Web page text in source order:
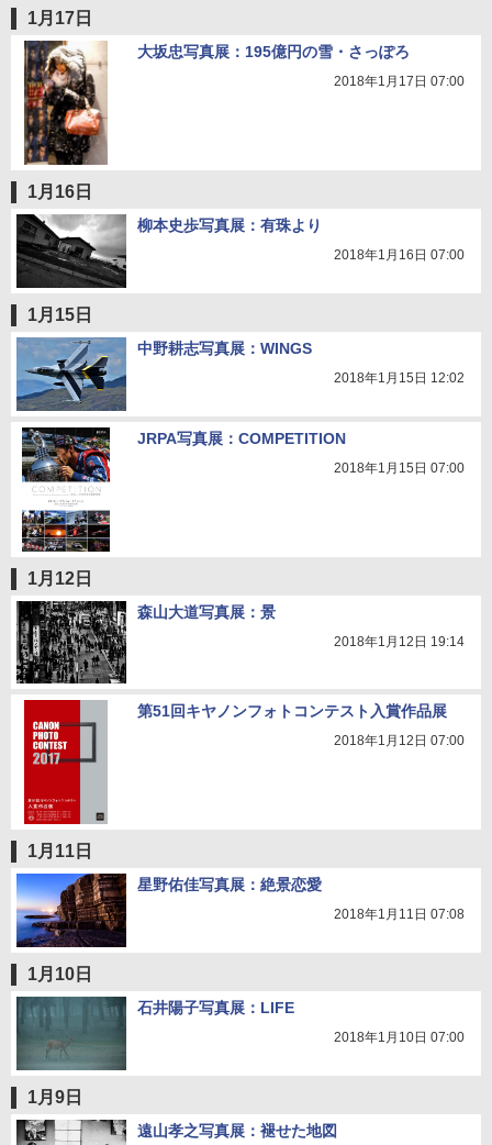
1月17日
大坂忠写真展：195億円の雪・さっぽろ
2018年1月17日 07:00
1月16日
柳本史歩写真展：有珠より
2018年1月16日 07:00
1月15日
中野耕志写真展：WINGS
2018年1月15日 12:02
JRPA写真展：COMPETITION
2018年1月15日 07:00
1月12日
森山大道写真展：景
2018年1月12日 19:14
第51回キヤノンフォトコンテスト入賞作品展
2018年1月12日 07:00
1月11日
星野佑佳写真展：絶景恋愛
2018年1月11日 07:08
1月10日
石井陽子写真展：LIFE
2018年1月10日 07:00
1月9日
遠山孝之写真展：褪せた地図